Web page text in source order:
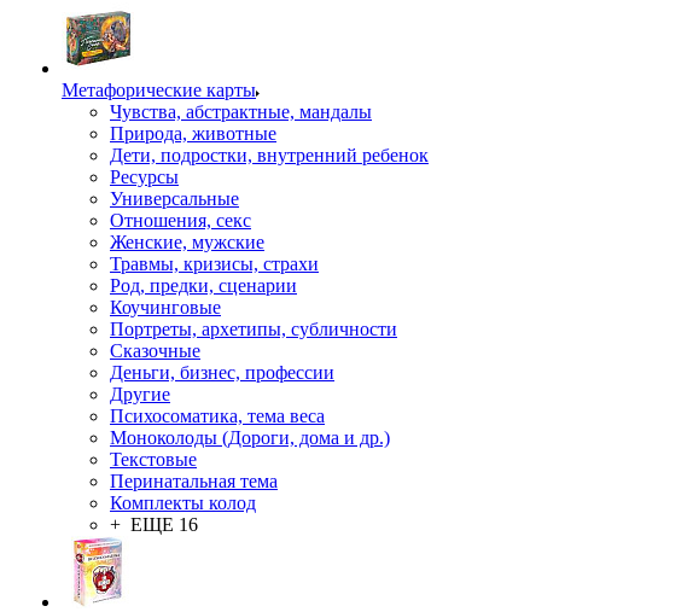
Mетафорические карты
Чувства, абстрактные, мандалы
Природа, животные
Дети, подростки, внутренний ребенок
Ресурсы
Универсальные
Отношения, секс
Женские, мужские
Травмы, кризисы, страхи
Род, предки, сценарии
Коучинговые
Портреты, архетипы, субличности
Сказочные
Деньги, бизнес, профессии
Другие
Психосоматика, тема веса
Моноколоды (Дороги, дома и др.)
Текстовые
Перинатальная тема
Комплекты колод
+ ЕЩЕ 16